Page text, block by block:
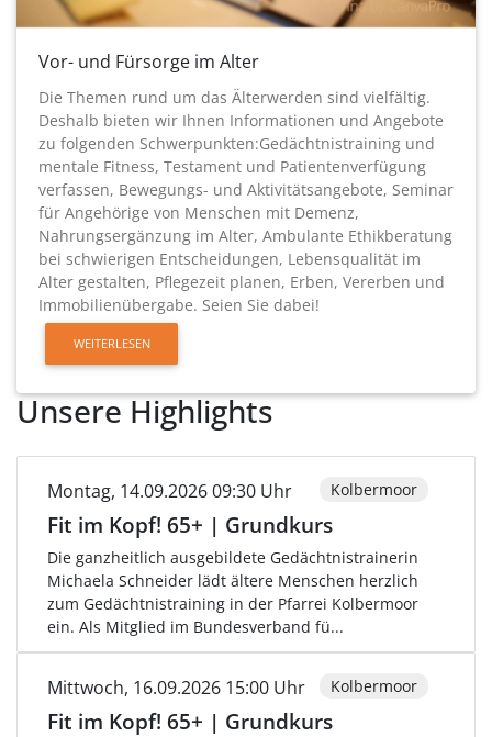
Vor- und Fürsorge im Alter
Die Themen rund um das Älterwerden sind vielfältig.
Deshalb bieten wir Ihnen Informationen und Angebote
zu folgenden Schwerpunkten:Gedächtnistraining und
mentale Fitness, Testament und Patientenverfügung
verfassen, Bewegungs- und Aktivitätsangebote, Seminar
für Angehörige von Menschen mit Demenz,
Nahrungsergänzung im Alter, Ambulante Ethikberatung
bei schwierigen Entscheidungen, Lebensqualität im
Alter gestalten, Pflegezeit planen, Erben, Vererben und
Immobilienübergabe. Seien Sie dabei!
WEITERLESEN
Unsere Highlights
Montag, 14.09.2026 09:30 Uhr Kolbermoor
Fit im Kopf! 65+ | Grundkurs
Die ganzheitlich ausgebildete Gedächtnistrainerin
Michaela Schneider lädt ältere Menschen herzlich
zum Gedächtnistraining in der Pfarrei Kolbermoor
ein. Als Mitglied im Bundesverband fü...
Mittwoch, 16.09.2026 15:00 Uhr Kolbermoor
Fit im Kopf! 65+ | Grundkurs